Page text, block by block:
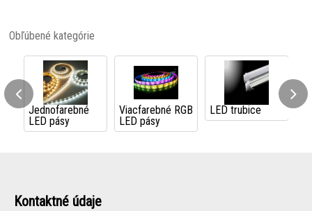
Obľúbené kategórie
Viacfarebné RGB
LED pásy
LED trubice LED reflektory
Kontaktné údaje